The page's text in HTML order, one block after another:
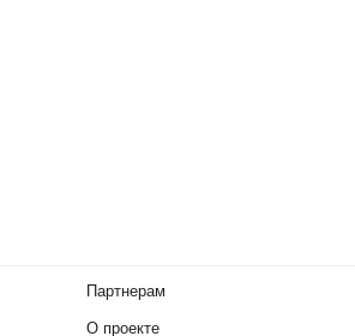
Партнерам
О проекте